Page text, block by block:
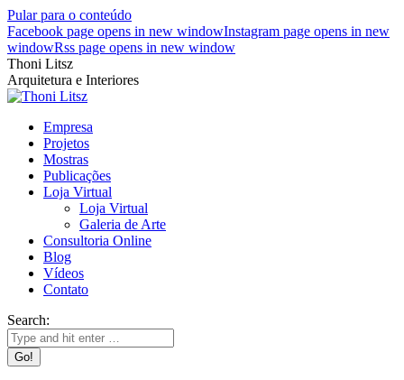
Pular para o conteúdo
Facebook page opens in new windowInstagram page opens in new
windowRss page opens in new window
Thoni Litsz
Arquitetura e Interiores
Empresa
Projetos
Mostras
Publicações
Loja Virtual
Loja Virtual
Galeria de Arte
Consultoria Online
Blog
Vídeos
Contato
Search: